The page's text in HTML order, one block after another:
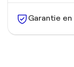
Garantie